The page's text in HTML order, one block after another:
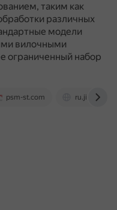
таким как
различных
модели
вилочными
ограниченный набор
psm-st.com